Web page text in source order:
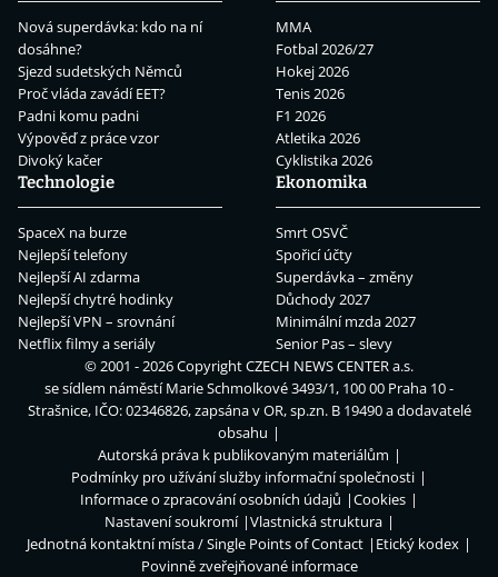
Nová superdávka: kdo na ní
dosáhne?
Sjezd sudetských Němců
Proč vláda zavádí EET?
Padni komu padni
Výpověď z práce vzor
Divoký kačer
MMA
Fotbal 2026/27
Hokej 2026
Tenis 2026
F1 2026
Atletika 2026
Cyklistika 2026
Technologie
SpaceX na burze
Nejlepší telefony
Nejlepší AI zdarma
Nejlepší chytré hodinky
Nejlepší VPN – srovnání
Netflix filmy a seriály
Ekonomika
Smrt OSVČ
Spořicí účty
Superdávka – změny
Důchody 2027
Minimální mzda 2027
Senior Pas – slevy
© 2001 - 2026 CopyrightCZECH NEWS CENTER a.s.
se sídlem náměstí Marie Schmolkové 3493/1, 100 00 Praha 10 -
Strašnice, IČO: 02346826, zapsána v OR, sp.zn. B 19490 a dodavatelé
obsahu
Autorská práva k publikovaným materiálům
Podmínky pro užívání služby informační společnosti
Informace o zpracování osobních údajů
Cookies
Nastavení soukromí
Vlastnická struktura
Jednotná kontaktní místa / Single Points of Contact
Etický kodex
Povinně zveřejňované informace